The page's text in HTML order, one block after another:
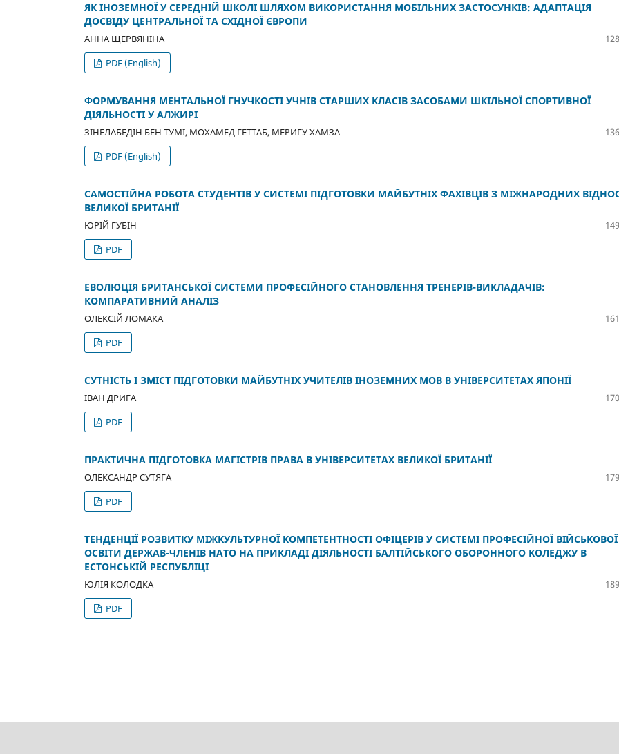
ЯК ІНОЗЕМНОЇ У СЕРЕДНІЙ ШКОЛІ ШЛЯХОМ ВИКОРИСТАННЯ МОБІЛЬНИХ ЗАСТОСУНКІВ: АДАПТАЦІЯ
ДОСВІДУ ЦЕНТРАЛЬНОЇ ТА СХІДНОЇ ЄВРОПИ
АННА ЩЕРВЯНІНА
PDF (English)
ФОРМУВАННЯ МЕНТАЛЬНОЇ ГНУЧКОСТІ УЧНІВ СТАРШИХ КЛАСІВ ЗАСОБАМИ ШКІЛЬНОЇ СПОРТИВНОЇ
ДІЯЛЬНОСТІ У АЛЖИРІ
ЗІНЕЛАБЕДІН БЕН ТУМІ, МОХАМЕД ГЕТТАБ, МЕРИГУ ХАМЗА
PDF (English)
САМОСТІЙНА РОБОТА СТУДЕНТІВ У СИСТЕМІ ПІДГОТОВКИ МАЙБУТНІХ ФАХІВЦІВ З МІЖНАРОДНИХ
ВЕЛИКОЇ БРИТАНІЇ
ЮРІЙ ГУБІН
PDF
ЕВОЛЮЦІЯ БРИТАНСЬКОЇ СИСТЕМИ ПРОФЕСІЙНОГО СТАНОВЛЕННЯ ТРЕНЕРІВ-ВИКЛАДАЧІВ:
КОМПАРАТИВНИЙ АНАЛІЗ
ОЛЕКСІЙ ЛОМАКА
PDF
СУТНІСТЬ І ЗМІСТ ПІДГОТОВКИ МАЙБУТНІХ УЧИТЕЛІВ ІНОЗЕМНИХ МОВ В УНІВЕРСИТЕТАХ ЯПОНІЇ
ІВАН ДРИГА
PDF
ПРАКТИЧНА ПІДГОТОВКА МАГІСТРІВ ПРАВА В УНІВЕРСИТЕТАХ ВЕЛИКОЇ БРИТАНІЇ
ОЛЕКСАНДР СУТЯГА
PDF
ТЕНДЕНЦІЇ РОЗВИТКУ МІЖКУЛЬТУРНОЇ КОМПЕТЕНТНОСТІ ОФІЦЕРІВ У СИСТЕМІ ПРОФЕСІЙНОЇ ВІЙСЬКОВОЇ
ОСВІТИ ДЕРЖАВ-ЧЛЕНІВ НАТО НА ПРИКЛАДІ ДІЯЛЬНОСТІ БАЛТІЙСЬКОГО ОБОРОННОГО КОЛЕДЖУ В
ЕСТОНСЬКІЙ РЕСПУБЛІЦІ
ЮЛІЯ КОЛОДКА
PDF